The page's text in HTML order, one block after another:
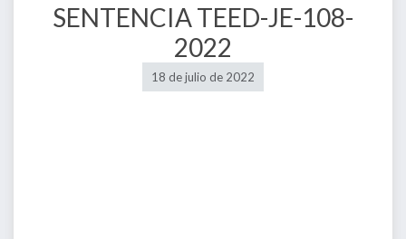
SENTENCIA TEED-JE-108-
2022
18 de julio de 2022